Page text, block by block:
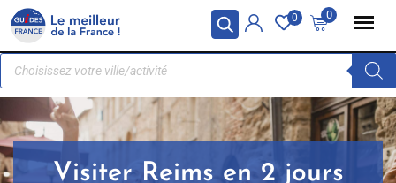
Panneau de gestion des cookies 0
0
Visiter Reims en 2 jours